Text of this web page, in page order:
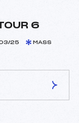
6
25 MASS